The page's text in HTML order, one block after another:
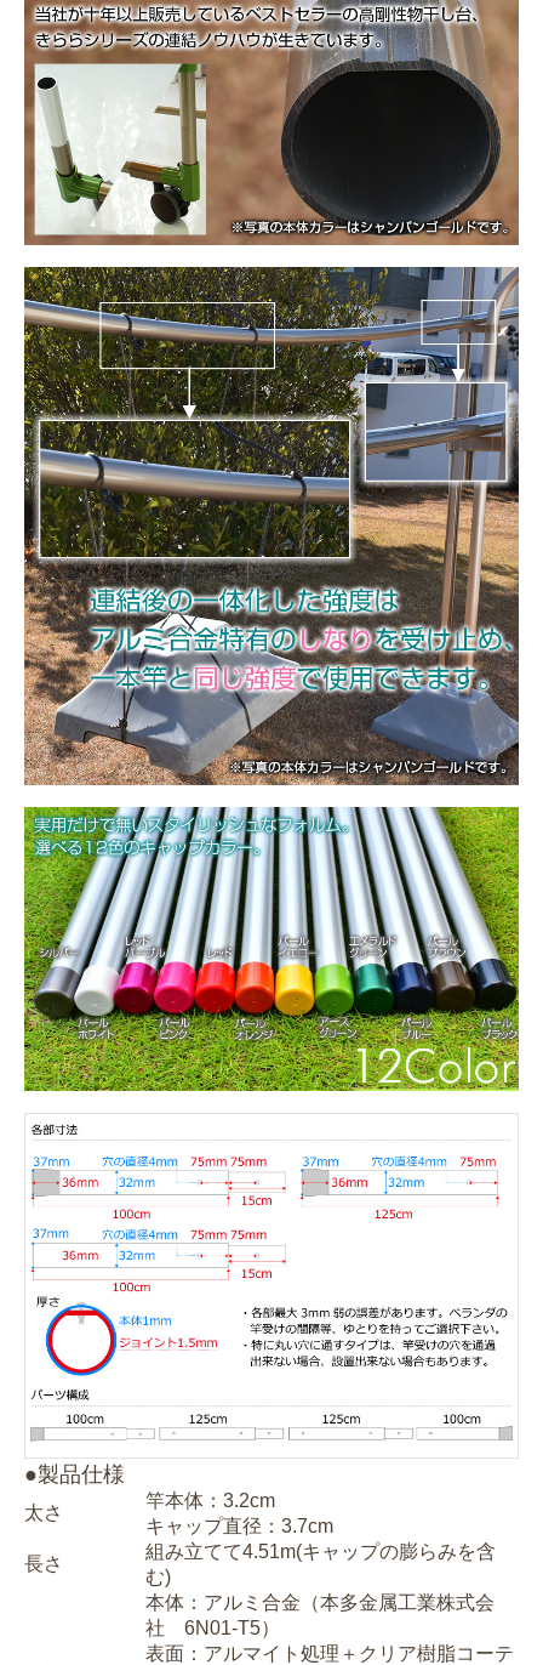
●製品仕様
太さ
竿本体：3.2cm
キャップ直径：3.7cm
長さ
組み立てて4.51m(キャップの膨らみを含
む)
本体：アルミ合金（本多金属工業株式会
社 6N01-T5）
表面：アルマイト処理＋クリア樹脂コーテ